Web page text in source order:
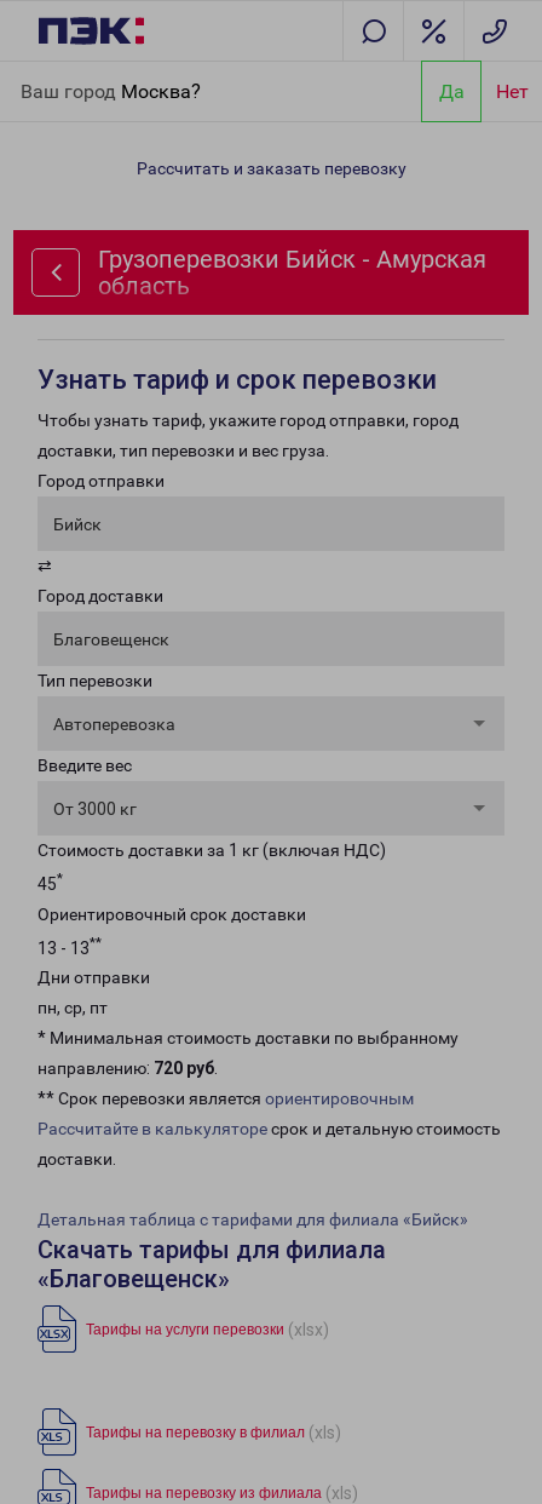
Ваш город Москва? Да Нет
область
Рассчитать и заказать перевозку
Грузоперевозки Бийск - Амурская
область
Узнать тариф и срок перевозки
Чтобы узнать тариф, укажите город отправки, город
доставки, тип перевозки и вес груза.
Город отправки
Бийск
⇄
Город доставки
Благовещенск
Тип перевозки
Автоперевозка
Введите вес
От 3000 кг
Стоимость доставки за 1 кг (включая НДС)
45*
Ориентировочный срок доставки
13 - 13**
Дни отправки
пн, ср, пт
* Минимальная стоимость доставки по выбранному
направлению: 720 руб.
** Срок перевозки является ориентировочным
Рассчитайте в калькуляторесрок и детальную стоимость
доставки.
Детальная таблица с тарифами для филиала «Бийск»
Скачать тарифы для филиала
«Благовещенск»
Тарифы на услуги перевозки (xlsx)
Тарифы на перевозку в филиал (xls)
Тарифы на перевозку из филиала (xls)